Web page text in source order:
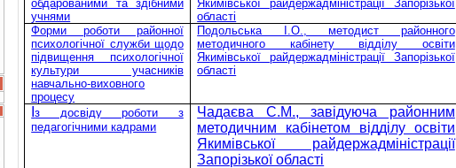
обдарованими та здібними
учнями
Якимівської райдержадміністрації Запорізької
області
Форми роботи районної
психологічної служби щодо
підвищення психологічної
культури учасників
навчально-виховного
процесу
Подольська І.О., методист районного
методичного кабінету відділу освіти
Якимівської райдержадміністрації Запорізької
області
Із досвіду роботи з
педагогічними кадрами
Чадаєва С.М., завідуюча районним
методичним кабінетом відділу освіти
Якимівської райдержадміністрації
Запорізької області